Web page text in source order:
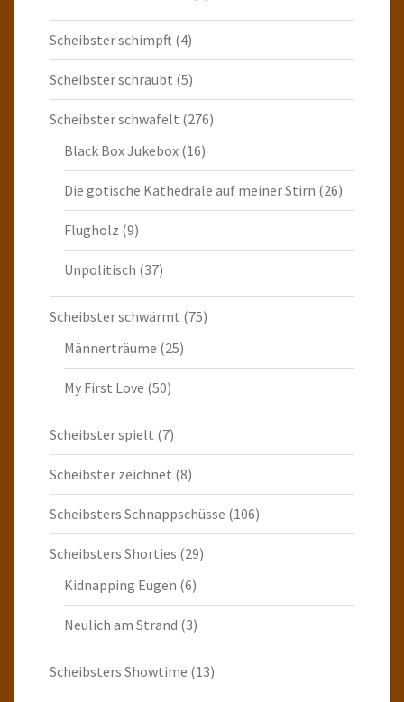
Scheibster schimpft (4)
Scheibster schraubt (5)
Scheibster schwafelt (276)
Black Box Jukebox (16)
Die gotische Kathedrale auf meiner Stirn (26)
Flugholz (9)
Unpolitisch (37)
Scheibster schwärmt (75)
Männerträume (25)
My First Love (50)
Scheibster spielt (7)
Scheibster zeichnet (8)
Scheibsters Schnappschüsse (106)
Scheibsters Shorties (29)
Kidnapping Eugen (6)
Neulich am Strand (3)
Scheibsters Showtime (13)